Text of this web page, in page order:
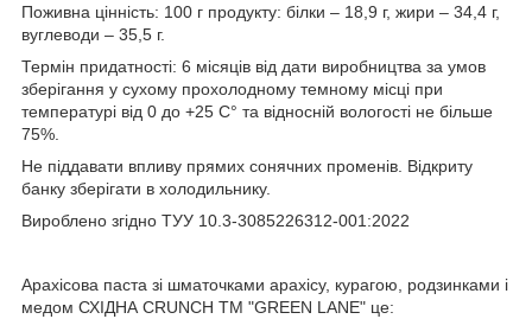
Поживна цінність: 100 г продукту: білки – 18,9 г, жири – 34,4 г,
вуглеводи – 35,5 г.
Термін придатності: 6 місяців від дати виробництва за умов
зберігання у сухому прохолодному темному місці при
температурі від 0 до +25 С° та відносній вологості не більше
75%.
Не піддавати впливу прямих сонячних променів. Відкриту
банку зберігати в холодильнику.
Вироблено згідно ТУУ 10.3-3085226312-001:2022
Арахісова паста зі шматочками арахісу, курагою, родзинками і
медом СХІДНА CRUNCH ТМ "GREEN LANE" це: